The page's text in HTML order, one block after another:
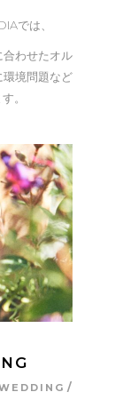
では、
わせたオル
環境問題など
。